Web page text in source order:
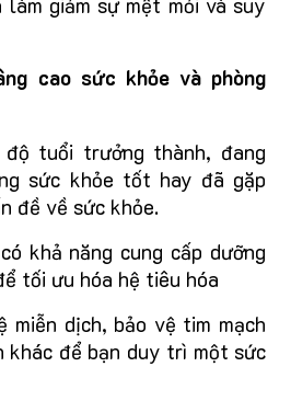
cao sức khỏe và phòng
tuổi trưởng thành, đang
sức khỏe tốt hay đã gặp
đề về sức khỏe.
khả năng cung cấp dưỡng
tối ưu hóa hệ tiêu hóa
miễn dịch, bảo vệ tim mạch
khác để bạn duy trì một sức